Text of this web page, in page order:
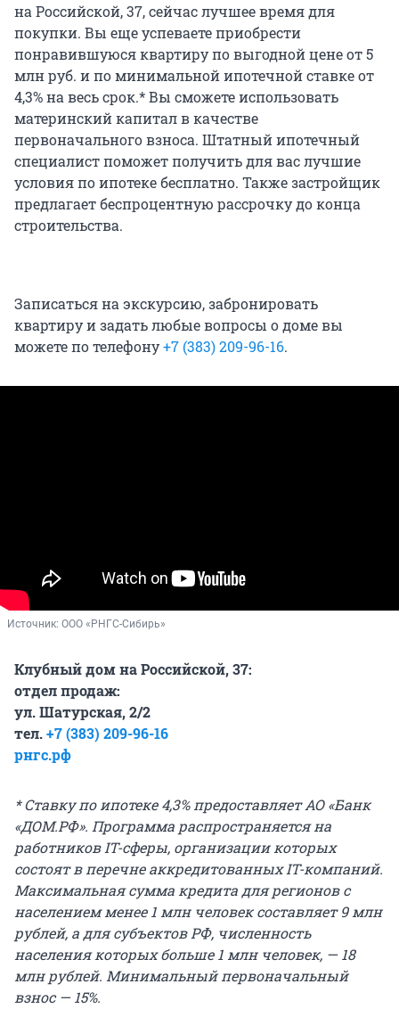
на Российской, 37, сейчас лучшее время для
покупки. Вы еще успеваете приобрести
понравившуюся квартиру по выгодной цене от 5
млн руб. и по минимальной ипотечной ставке от
4,3% на весь срок.* Вы сможете использовать
материнский капитал в качестве
первоначального взноса. Штатный ипотечный
специалист поможет получить для вас лучшие
условия по ипотеке бесплатно. Также застройщик
предлагает беспроцентную рассрочку до конца
строительства.
Записаться на экскурсию, забронировать
квартиру и задать любые вопросы о доме вы
можете по телефону+7 (383) 209-96-16.
Источник: ООО «РНГС-Сибирь»
Клубный дом на Российской, 37:
отдел продаж:
ул. Шатурская, 2/2
тел.+7 (383) 209-96-16
рнгс.рф
* Ставку по ипотеке 4,3% предоставляет АО «Банк
«ДОМ.РФ». Программа распространяется на
работников IT-сферы, организации которых
состоят в перечне аккредитованных IT-компаний.
Максимальная сумма кредита для регионов с
населением менее 1 млн человек составляет 9 млн
рублей, а для субъектов РФ, численность
населения которых больше 1 млн человек, — 18
млн рублей. Минимальный первоначальный
взнос — 15%.